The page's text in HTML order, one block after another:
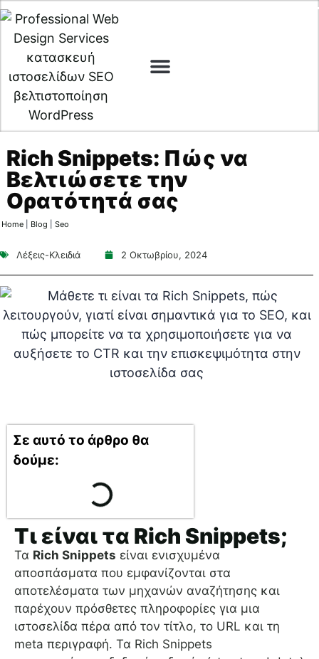
Rich Snippets: Πώς να
Βελτιώσετε την
Ορατότητά σας
Home| Blog Seo
Λέξεις-Κλειδιά 2 Οκτωβρίου, 2024
Σε αυτό το άρθρο θα
δούμε:
Τι είναι τα Rich Snippets;
Τα Rich Snippets είναι ενισχυμένα
αποσπάσματα που εμφανίζονται στα
αποτελέσματα των μηχανών αναζήτησης και
παρέχουν πρόσθετες πληροφορίες για μια
ιστοσελίδα πέρα από τον τίτλο, το URL και τη
meta περιγραφή. Τα Rich Snippets